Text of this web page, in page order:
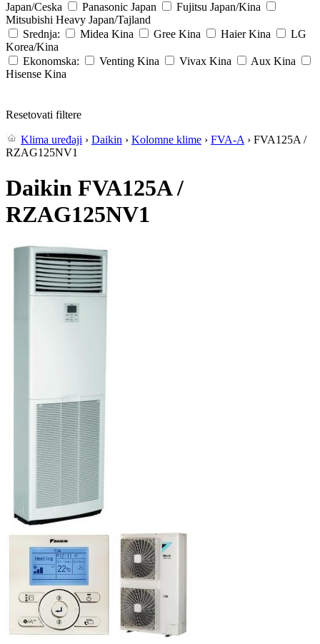
Japan/Ceska
Panasonic Japan Fujitsu Japan/Kina
Mitsubishi Heavy Japan/Tajland
Srednja:
Midea Kina Gree Kina Haier Kina
LG
Korea/Kina
Ekonomska:
Venting Kina Vivax Kina Aux Kina
Hisense Kina
Resetovati filtere
Klima uređaji › Daikin › Kolomne klime › FVA-A › FVA125A /
RZAG125NV1
Daikin FVA125A /
RZAG125NV1